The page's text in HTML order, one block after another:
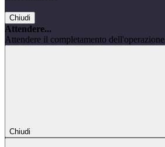
Chiudi
Attendere...
Attendere il completamento
Chiudi